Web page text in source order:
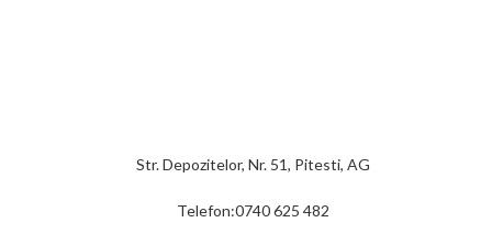
Str. Depozitelor, Nr. 51, Pitesti, AG
Telefon:0740 625 482